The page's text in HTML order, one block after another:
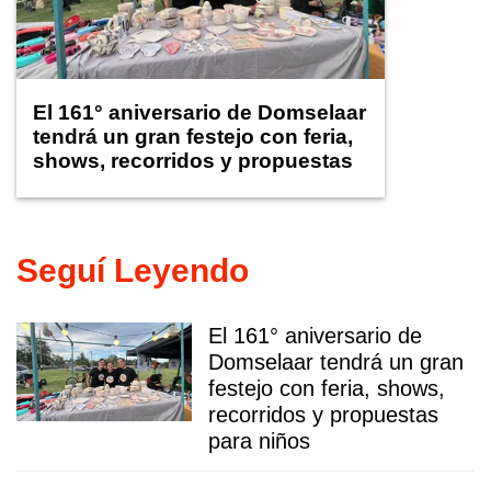
El 161° aniversario de Domselaar
tendrá un gran festejo con feria,
shows, recorridos y propuestas
Seguí Leyendo
El 161° aniversario de
Domselaar tendrá un gran
festejo con feria, shows,
recorridos y propuestas
para niños